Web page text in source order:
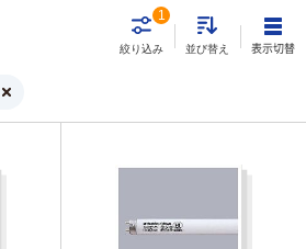
絞り込み
1
並び替え 表示切替